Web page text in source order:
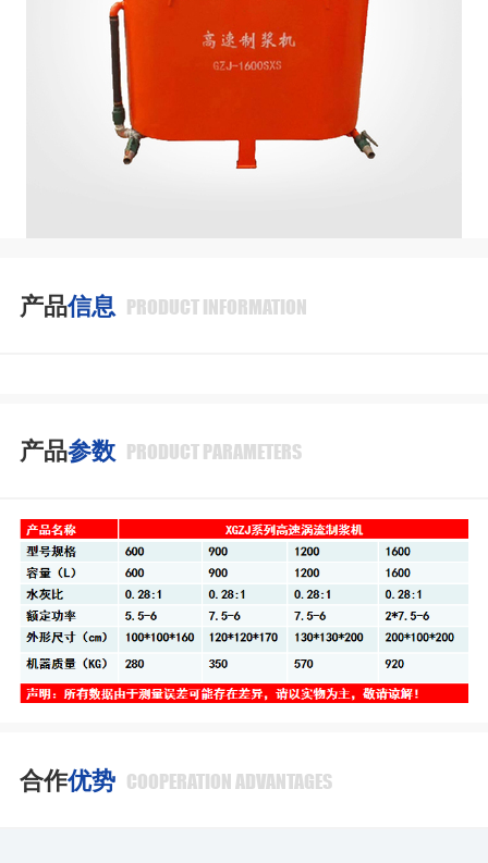
产品信息 PRODUCT INFORMATION
产品参数 PRODUCT PARAMETERS
合作优势 COOPERATION ADVANTAGES